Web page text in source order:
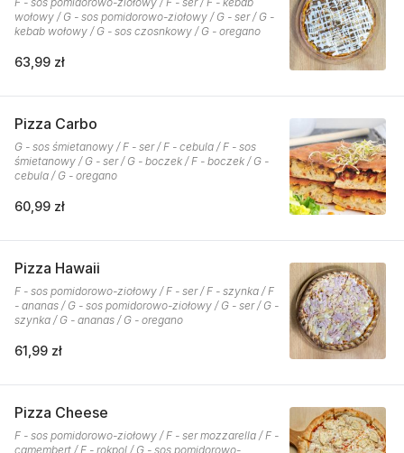
wołowy / G - sos pomidorowo-ziołowy / G - ser / G -
kebab wołowy / G - sos czosnkowy / G - oregano
63,99 zł
Pizza Carbo
G - sos śmietanowy / F - ser / F - cebula / F - sos
śmietanowy / G - ser / G - boczek / F - boczek / G -
cebula / G - oregano
60,99 zł
Pizza Hawaii
F - sos pomidorowo-ziołowy / F - ser / F - szynka / F
- ananas / G - sos pomidorowo-ziołowy / G - ser / G -
szynka / G - ananas / G - oregano
61,99 zł
Pizza Cheese
F - sos pomidorowo-ziołowy / F - ser mozzarella / F -
camembert / F - rokpol / G - sos pomidorowo-